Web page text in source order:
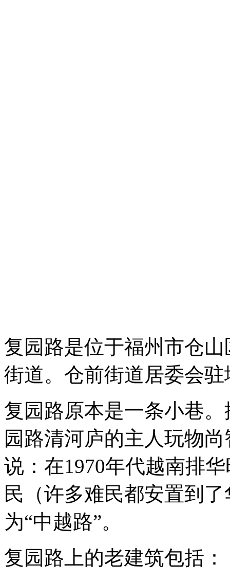
复园路是位于福州市仓
街道。仓前街道居委会
复园路原本是一条小巷
园路清河庐的主人玩物
说：在1970年代越南排
民（许多难民都安置到
为“中越路”。
复园路上的老建筑包括：